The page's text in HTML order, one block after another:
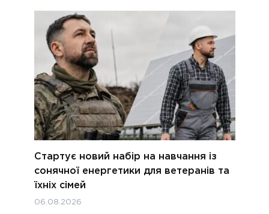
Стартує новий набір на навчання із
сонячної енергетики для ветеранів та
їхніх сімей
06.08.2026